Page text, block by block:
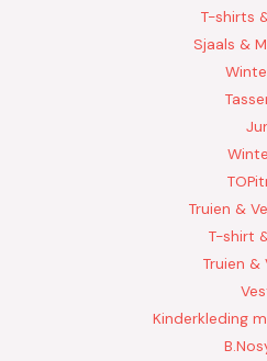
T-shirts
Sjaals &
Truien &
T-shirt
Truien &
Kinderkleding